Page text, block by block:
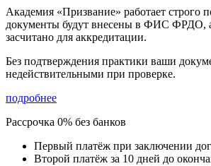
Академия «Призвание» работает строго
документы будут внесены в ФИС ФРДО,
засчитано для аккредитации.
Без подтверждения практики ваши
недействительными при проверке.
подробнее
Рассрочка 0% без банков
Первый платёж при заключении
Второй платёж за 10 дней до